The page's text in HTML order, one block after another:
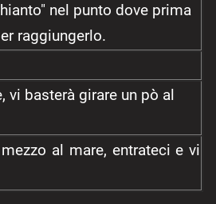
nel punto dove prima
raggiungerlo.
vi basterà girare un pò al
al mare, entrateci e vi